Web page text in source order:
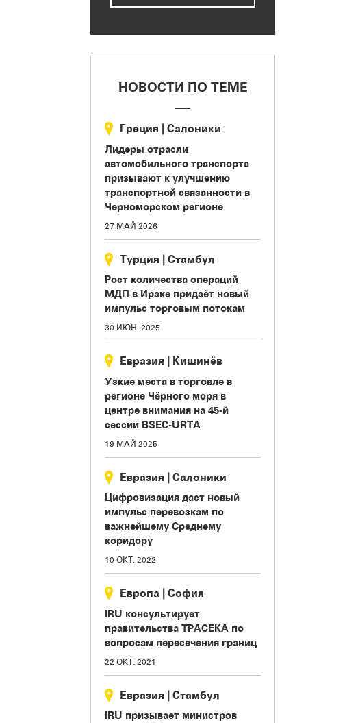
НОВОСТИ ПО ТЕМЕ
Греция | Салоники
Лидеры отрасли
автомобильного транспорта
призывают к улучшению
транспортной связанности в
Черноморском регионе
27 МАЙ 2026
Турция | Стамбул
Рост количества операций
МДП в Ираке придаёт новый
импульс торговым потокам
30 ИЮН. 2025
Евразия | Кишинёв
Узкие места в торговле в
регионе Чёрного моря в
центре внимания на 45-й
сессии BSEC-URTA
19 МАЙ 2025
Евразия | Салоники
Цифровизация даст новый
импульс перевозкам по
важнейшему Среднему
коридору
10 ОКТ. 2022
Европа | София
IRU консультирует
правительства ТРАСЕКА по
вопросам пересечения границ
22 ОКТ. 2021
Евразия | Стамбул
IRU призывает министров